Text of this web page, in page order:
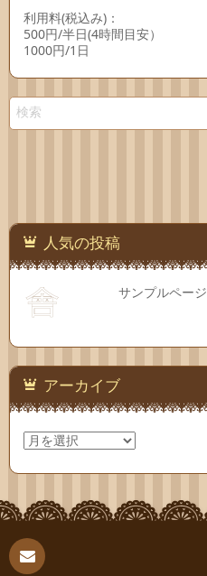
利用料(税込み)：
500円/半日(4時間目安）
1000円/1日
人気の投稿
サンプルページ
アーカイブ
ア
ー
カ
ブ